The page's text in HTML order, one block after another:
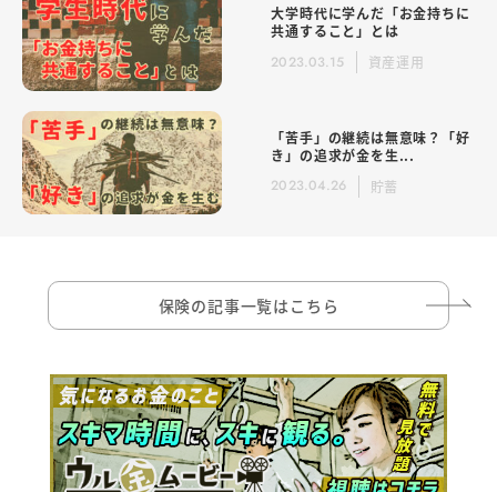
大学時代に学んだ「お金持ちに
共通すること」とは
2023.03.15 資産運用
「苦手」の継続は無意味？「好
き」の追求が金を生...
2023.04.26 貯蓄
保険の記事一覧はこちら